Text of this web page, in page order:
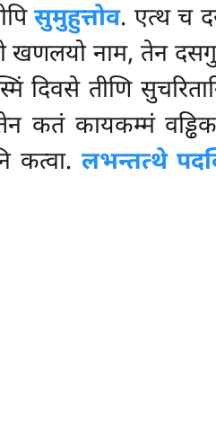
सुमुहुत्तोव. एत्थ च
नाम, तेन
दिवसे तीणि
कतं कायकम्मं
कत्वा. लभन्तत्थे